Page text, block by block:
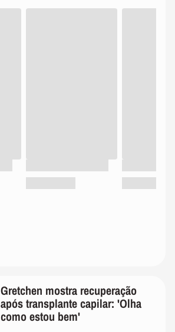
Gretchen mostra recuperação
após transplante capilar: 'Olha
como estou bem'